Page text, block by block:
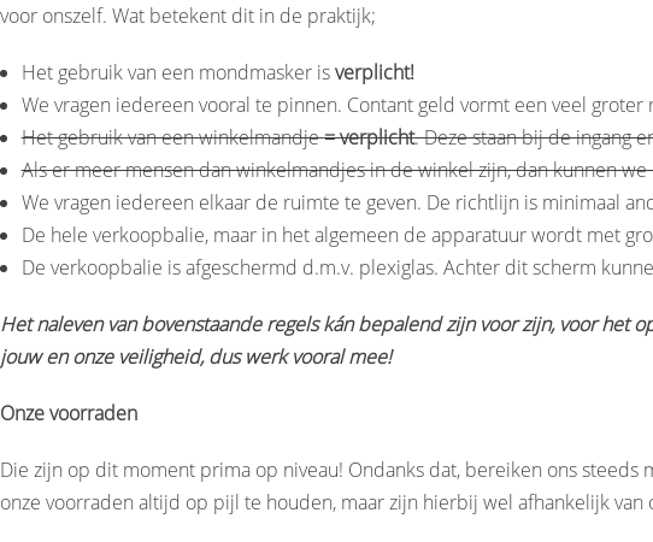
voor onszelf. Wat betekent dit in de praktijk;
Het gebruik van een mondmasker isverplicht!
We vragen iedereen vooral te pinnen. Contant geld vormt een veel
Het gebruik van een winkelmandje= verplicht. Deze staan bij de ingang
Als er meer mensen dan winkelmandjes in de winkel zijn, dan kunnen
We vragen iedereen elkaar de ruimte te geven. De richtlijn is minimaal
De hele verkoopbalie, maar in het algemeen de apparatuur wordt met
De verkoopbalie is afgeschermd d.m.v. plexiglas. Achter dit scherm
Het naleven van bovenstaande regels kán bepalend zijn voor zijn, voor het
jouw en onze veiligheid, dus werk vooral mee!
Onze voorraden
Die zijn op dit moment prima op niveau! Ondanks dat, bereiken ons
onze voorraden altijd op pijl te houden, maar zijn hierbij wel afhankelijk van